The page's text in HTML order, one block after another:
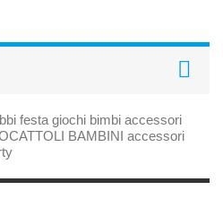
festa giochi bimbi accessori
BAMBINI accessori